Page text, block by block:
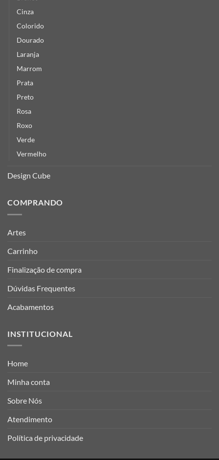
Cinza
Colorido
Dourado
Laranja
Marrom
Prata
Preto
Rosa
Roxo
Verde
Vermelho
Design Cube
COMPRANDO
Artes
Carrinho
Finalização de compra
Dúvidas Frequentes
Acabamentos
INSTITUCIONAL
Home
Minha conta
Sobre Nós
Atendimento
Política de privacidade